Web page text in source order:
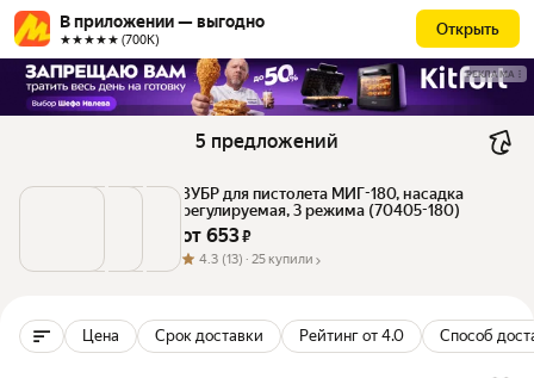
В приложении — выгодно
★★★★★ (700К)
Открыть
РЕКЛАМА
5 предложений
ЗУБР для пистолета МИГ-180, насадка
регулируемая, 3 режима (70405-180)
от 653 ₽
4.3 (13) · 25 купили
Цена Срок доставки Рейтинг от 4.0 Способ